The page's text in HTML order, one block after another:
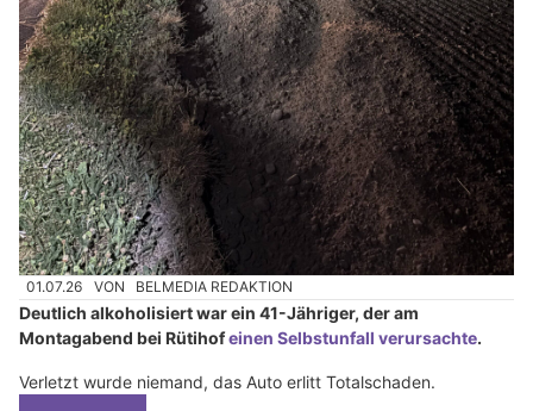
01.07.26 VON BELMEDIA REDAKTION
Deutlich alkoholisiert war ein 41-Jähriger, der am
Montagabend bei Rütihofeinen Selbstunfall verursachte.
Verletzt wurde niemand, das Auto erlitt Totalschaden.